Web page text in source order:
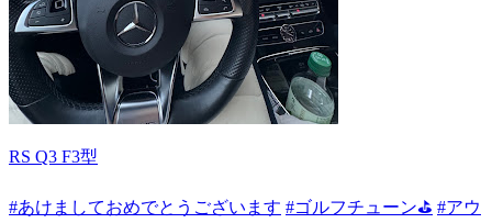
RS Q3 F3型
#あけましておめでとうございます #ゴルフチューン⛳ #アウ